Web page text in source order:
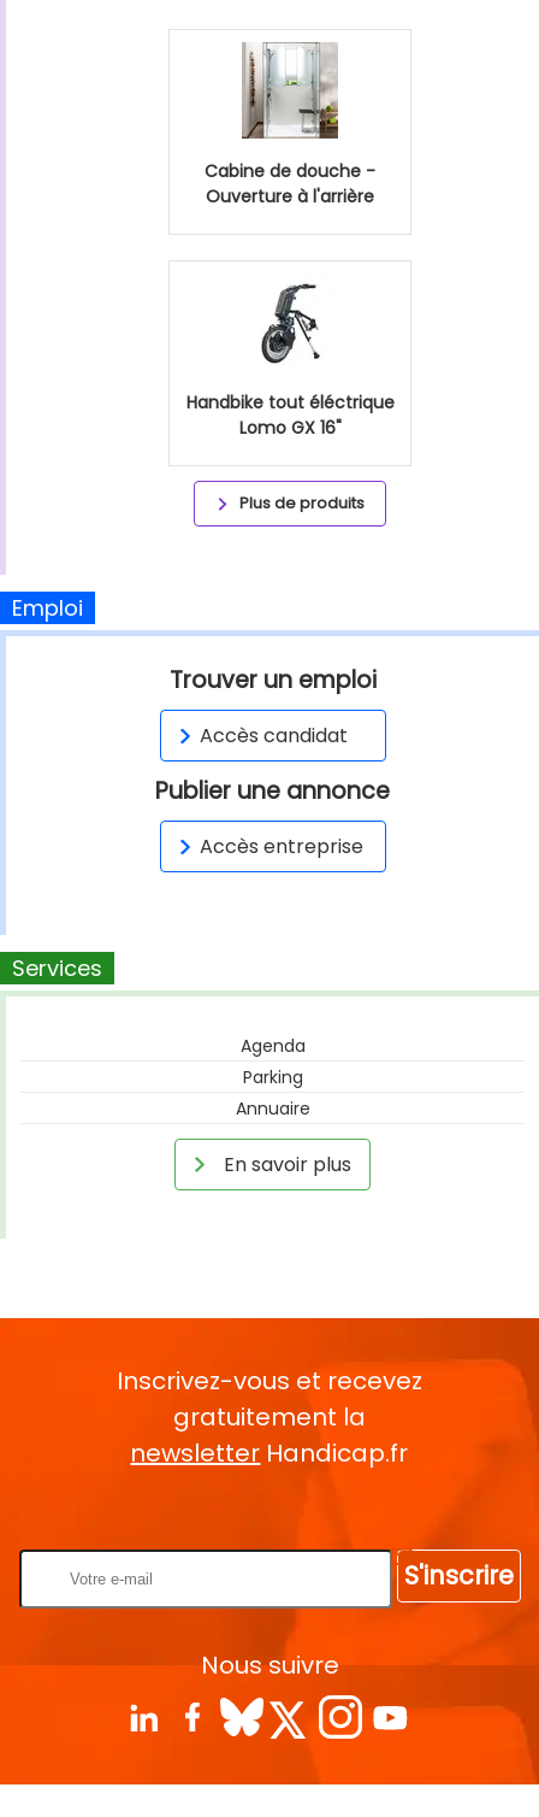
Cabine de douche -
Ouverture à l'arrière
Handbike tout éléctrique
Lomo GX 16"
Plus de produits
Emploi
Trouver un emploi
Accès candidat
Publier une annonce
Accès entreprise
Services
Agenda
Parking
Annuaire
En savoir plus
Inscrivez-vous et recevez
gratuitement la
newsletter Handicap.fr
S'inscrire
Nous suivre